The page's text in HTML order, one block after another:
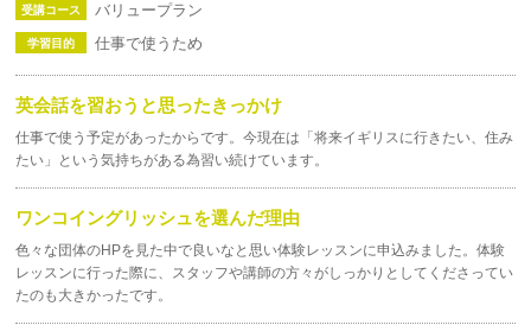
受講コース バリュープラン
学習目的 仕事で使うため
英会話を習おうと思ったきっかけ
仕事で使う予定があったからです。今現在は「将来イギリスに行きたい、住み
たい」という気持ちがある為習い続けています。
ワンコイングリッシュを選んだ理由
色々な団体のHPを見た中で良いなと思い体験レッスンに申込みました。体験
レッスンに行った際に、スタッフや講師の方々がしっかりとしてくださってい
たのも大きかったです。